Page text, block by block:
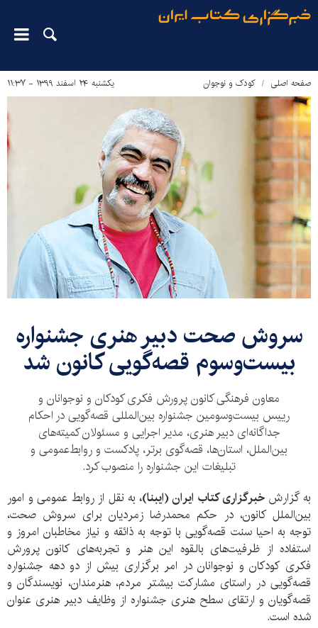
صفحه اصلی کودک و نوجوان یکشنبه ۲۴ اسفند ۱۳۹۹ - ۱۱:۳۷
سروش صحت دبیر هنری جشنواره
بیست‌وسوم قصه‌گویی کانون شد
معاون فرهنگی کانون پرورش فکری کودکان و نوجوانان و
رییس بیست‌وسومین جشنواره بین‌المللی قصه‌گویی در احکام
جداگانه‌ای دبیر هنری، مدیر اجرایی و مسئولان کمیته‌های
بین‌الملل، استان‌ها، قصه‌گوی برتر، پادکست و روابط‌عمومی و
تبلیغات این جشنواره را منصوب کرد.
به گزارش خبرگزاری کتاب ایران (ایبنا)، به نقل از روابط عمومی و امور
بین‌الملل کانون، در حکم محمدرضا زمردیان برای سروش صحت،
توجه به احیا سنت قصه‌گویی با توجه به ذائقه و نیاز مخاطبان امروز و
استفاده از ظرفیت‌های بالقوه این هنر و تجربه‌های کانون پرورش
فکری کودکان و نوجوانان در امر برگزاری بیش از دو دهه جشنواره
قصه‌گویی در راستای مشارکت بیشتر مردم، هنرمندان، نویسندگان و
قصه‌گویان و ارتقای سطح هنری جشنواره از وظایف دبیر هنری عنوان
شده است.